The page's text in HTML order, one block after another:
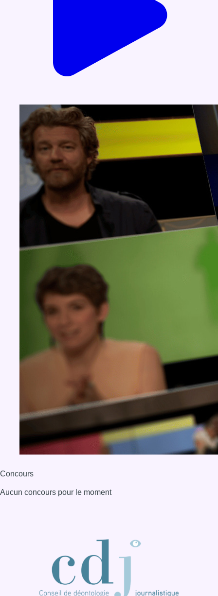
Concours
Aucun concours pour le moment